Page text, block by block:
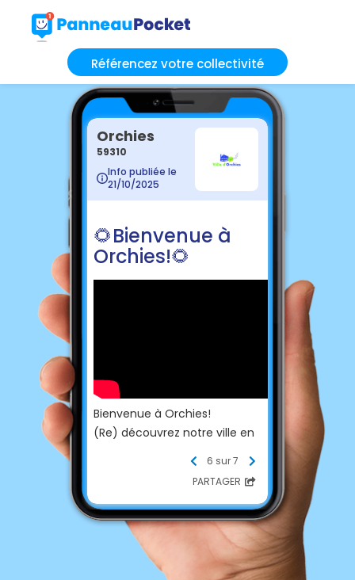
Référencez votre collectivité
Orchies
59310
Info publiée le
21/10/2025
🌻 Bienvenue à
Orchies! 🌻
Bienvenue à Orchies!
(Re) découvrez notre ville en
6 sur 7
PARTAGER